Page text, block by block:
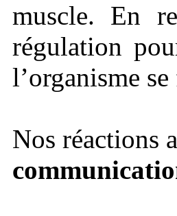
muscle. En
régulation
l’organisme
Nos réactions